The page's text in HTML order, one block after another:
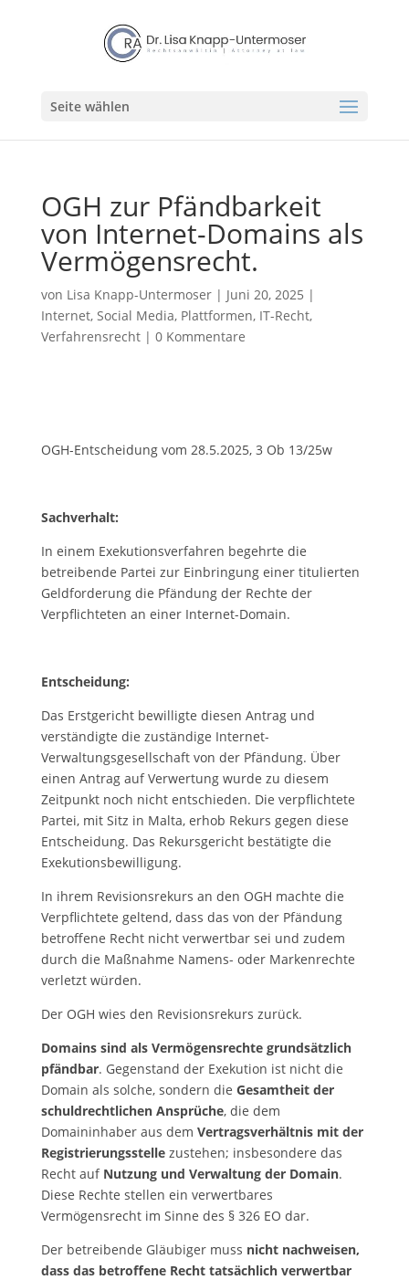
Seite wählen
OGH zur Pfändbarkeit
von Internet-Domains als
Vermögensrecht.
von Lisa Knapp-Untermoser| Juni 20, 2025 |
Internet, Social Media, Plattformen, IT-Recht,
Verfahrensrecht| 0 Kommentare
OGH-Entscheidung vom 28.5.2025, 3 Ob 13/25w
Sachverhalt:
In einem Exekutionsverfahren begehrte die
betreibende Partei zur Einbringung einer titulierten
Geldforderung die Pfändung der Rechte der
Verpflichteten an einer Internet-Domain.
Entscheidung:
Das Erstgericht bewilligte diesen Antrag und
verständigte die zuständige Internet-
Verwaltungsgesellschaft von der Pfändung. Über
einen Antrag auf Verwertung wurde zu diesem
Zeitpunkt noch nicht entschieden. Die verpflichtete
Partei, mit Sitz in Malta, erhob Rekurs gegen diese
Entscheidung. Das Rekursgericht bestätigte die
Exekutionsbewilligung.
In ihrem Revisionsrekurs an den OGH machte die
Verpflichtete geltend, dass das von der Pfändung
betroffene Recht nicht verwertbar sei und zudem
durch die Maßnahme Namens- oder Markenrechte
verletzt würden.
Der OGH wies den Revisionsrekurs zurück.
Domains sind als Vermögensrechte grundsätzlich
pfändbar. Gegenstand der Exekution ist nicht die
Domain als solche, sondern die Gesamtheit der
schuldrechtlichen Ansprüche, die dem
Domaininhaber aus dem Vertragsverhältnis mit der
Registrierungsstellezustehen; insbesondere das
Recht auf Nutzung und Verwaltung der Domain.
Diese Rechte stellen ein verwertbares
Vermögensrecht im Sinne des § 326 EO dar.
Der betreibende Gläubiger muss nicht nachweisen,
dass das betroffene Recht tatsächlich verwertbar